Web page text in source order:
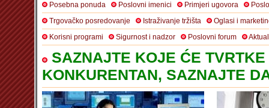
Posebna ponuda
Poslovni imenici Primjeri ugovora
Trgovačko posredovanje
Istraživanje tržišta
Oglasi i
Korisni programi
Sigurnost i nadzor Poslovni forum
SAZNAJTE KOJE ĆE
KONKURENTAN, SAZNAJTE